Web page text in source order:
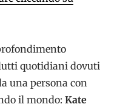
quotidiani dovuti
una persona con
il mondo: Kate